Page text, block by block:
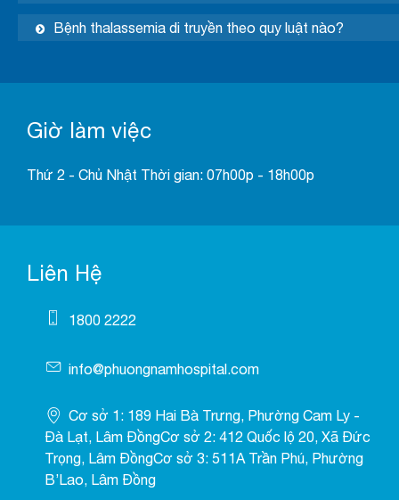
Bệnh thalassemia di truyền theo quy luật nào?
Giờ làm việc
Thứ 2 - Chủ Nhật Thời gian: 07h00p - 18h00p
Liên Hệ
1800 2222
info@phuongnamhospital.com
Cơ sở 1: 189 Hai Bà Trưng, Phường Cam Ly -
Đà Lạt, Lâm ĐồngCơ sở 2: 412 Quốc lộ 20, Xã Đức
Trọng, Lâm ĐồngCơ sở 3: 511A Trần Phú, Phường
B’Lao, Lâm Đồng